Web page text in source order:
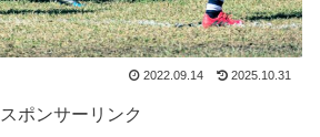
2022.09.14 2025.10.31
スポンサーリンク